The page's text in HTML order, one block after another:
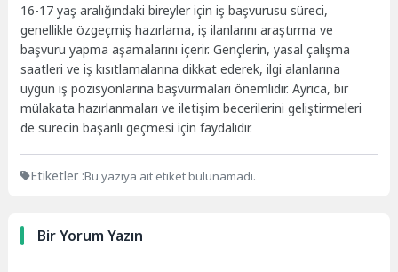
16-17 yaş aralığındaki bireyler için iş başvurusu süreci,
genellikle özgeçmiş hazırlama, iş ilanlarını araştırma ve
başvuru yapma aşamalarını içerir. Gençlerin, yasal çalışma
saatleri ve iş kısıtlamalarına dikkat ederek, ilgi alanlarına
uygun iş pozisyonlarına başvurmaları önemlidir. Ayrıca, bir
mülakata hazırlanmaları ve iletişim becerilerini geliştirmeleri
de sürecin başarılı geçmesi için faydalıdır.
Etiketler :Bu yazıya ait etiket bulunamadı.
Bir Yorum Yazın